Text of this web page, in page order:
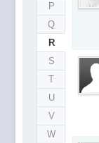
P
Q
R
S
T
U
V
W